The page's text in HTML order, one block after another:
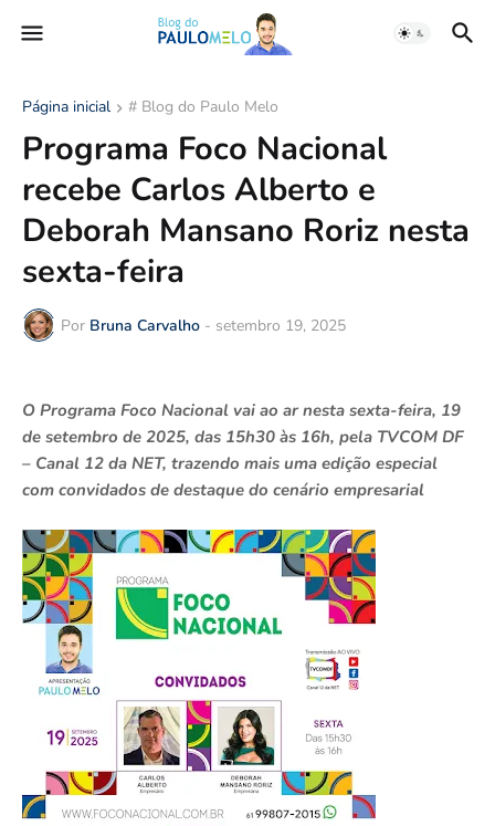
Página inicial # Blog do Paulo Melo
Programa Foco Nacional
recebe Carlos Alberto e
Deborah Mansano Roriz nesta
sexta-feira
Por Bruna Carvalho - setembro 19, 2025
O Programa Foco Nacional vai ao ar nesta sexta-feira, 19
de setembro de 2025, das 15h30 às 16h, pela TVCOM DF
– Canal 12 da NET, trazendo mais uma edição especial
com convidados de destaque do cenário empresarial